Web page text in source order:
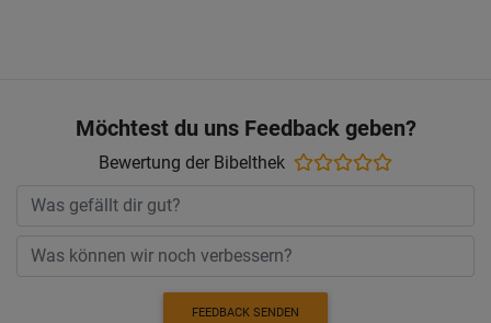
Möchtest du uns Feedback geben?
Bewertung der Bibelthek
FEEDBACK SENDEN